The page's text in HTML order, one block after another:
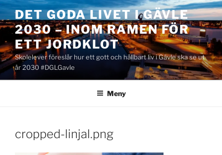
Hoppa
till
innehåll
DET GODA LIVET I GÄVLE
2030 – INOM RAMEN FÖR
ETT JORDKLOT
Skolelever föreslår hur ett gott och hållbart liv i Gävle ska se ut
år 2030 #DGLGavle
Meny
cropped-linjal.png